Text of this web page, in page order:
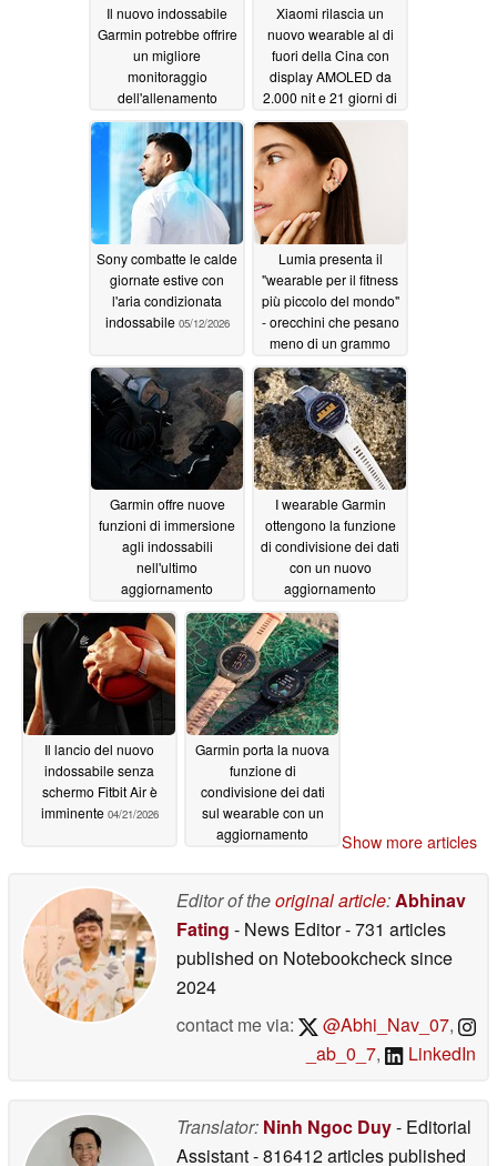
Il nuovo indossabile
Garmin potrebbe offrire
un migliore
monitoraggio
dell'allenamento
06/02/2026
Xiaomi rilascia un
nuovo wearable al di
fuori della Cina con
display AMOLED da
2.000 nit e 21 giorni di
durata della batteria
05/26/2026
Sony combatte le calde
giornate estive con
l'aria condizionata
indossabile 05/12/2026
Lumia presenta il
"wearable per il fitness
più piccolo del mondo"
- orecchini che pesano
meno di un grammo
04/28/2026
Garmin offre nuove
funzioni di immersione
agli indossabili
nell'ultimo
aggiornamento
04/23/2026
I wearable Garmin
ottengono la funzione
di condivisione dei dati
con un nuovo
aggiornamento
04/21/2026
Il lancio del nuovo
indossabile senza
schermo Fitbit Air è
imminente 04/21/2026
Garmin porta la nuova
funzione di
condivisione dei dati
sul wearable con un
aggiornamento
Show more articles
Editor of theoriginal article:Abhinav
Fating - News Editor- 731 articles
published on Notebookchecksince
2024
contact me via:
@Abhi_Nav_07,
_ab_0_7, LinkedIn
Translator: Ninh Ngoc Duy- Editorial
Assistant- 816412 articles published